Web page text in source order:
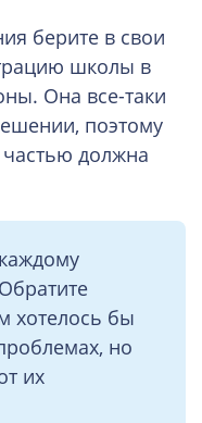
берите в свои
школы в
Она все-таки
поэтому
должна
хотелось бы
но
их